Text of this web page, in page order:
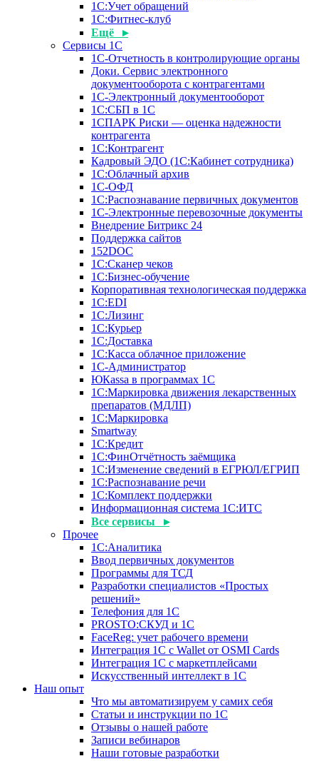
1С:Учет обращений
1С:Фитнес-клуб
Ещё ▸
Сервисы 1С
1С-Отчетность в контролирующие органы
Доки. Сервис электронного
документооборота с контрагентами
1С-Электронный документооборот
1С:СБП в 1С
1СПАРК Риски — оценка надежности
контрагента
1С:Контрагент
Кадровый ЭДО (1С:Кабинет сотрудника)
1С:Облачный архив
1С-ОФД
1С:Распознавание первичных документов
1С-Электронные перевозочные документы
Внедрение Битрикс 24
Поддержка сайтов
152DOC
1С:Сканер чеков
1С:Бизнес-обучение
Корпоративная технологическая поддержка
1С:ЕDI
1С:Лизинг
1С:Курьер
1С:Доставка
1С:Касса облачное приложение
1С-Администратор
ЮКаssа в программах 1С
1С:Маркировка движения лекарственных
препаратов (МДЛП)
1С:Маркировка
Smartway
1С:Кредит
1С:ФинОтчётность заёмщика
1С:Изменение сведений в ЕГРЮЛ/ЕГРИП
1С:Распознавание речи
1С:Комплект поддержки
Информационная система 1С:ИТС
Все сервисы ▸
Прочее
1С:Аналитика
Ввод первичных документов
Программы для ТСД
Разработки специалистов «Простых
решений»
Телефония для 1С
PROSTO:СКУД и 1С
FaceReg: учет рабочего времени
Интеграция 1С с Wallet от OSMI Cards
Интеграция 1С с маркетплейсами
Искусственный интеллект в 1С
Наш опыт
Что мы автоматизируем у самих себя
Статьи и инструкции по 1С
Отзывы о нашей работе
Записи вебинаров
Наши готовые разработки